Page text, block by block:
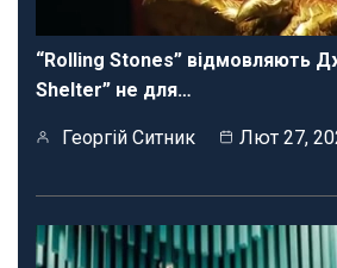
“Rolling Stones” відмовляють
Shelter” не для…
Георгій Ситник Лют 27,